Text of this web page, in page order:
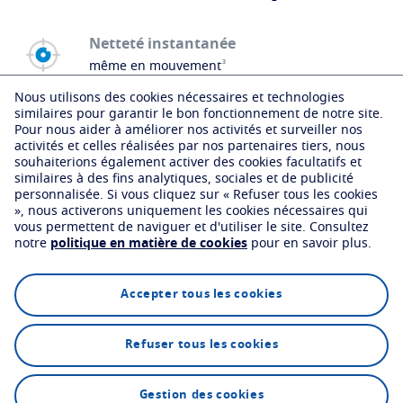
Trouver un opticien
Netteté instantanée
même en mouvement3
Une posture naturelle
en toutes circonstances
Vision stabilisée
même dans les situations les plus exigeantes
Acuité visuelle élevée
même dans des conditions de faible
luminosité
Champ de vision
Confort durable
en vision de près .
Nous utilisons des cookies nécessaires et technologies
similaires pour garantir le bon fonctionnement de notre site.
Pour nous aider à améliorer nos activités et surveiller nos
activités et celles réalisées par nos partenaires tiers, nous
souhaiterions également activer des cookies facultatifs et
similaires à des fins analytiques, sociales et de publicité
personnalisée. Si vous cliquez sur « Refuser tous les cookies
», nous activerons uniquement les cookies nécessaires qui
vous permettent de naviguer et d'utiliser le site. Consultez
notre politique en matière de cookies pour en savoir plus.
Accepter tous les cookies
Refuser tous les cookies
Gestion des cookies